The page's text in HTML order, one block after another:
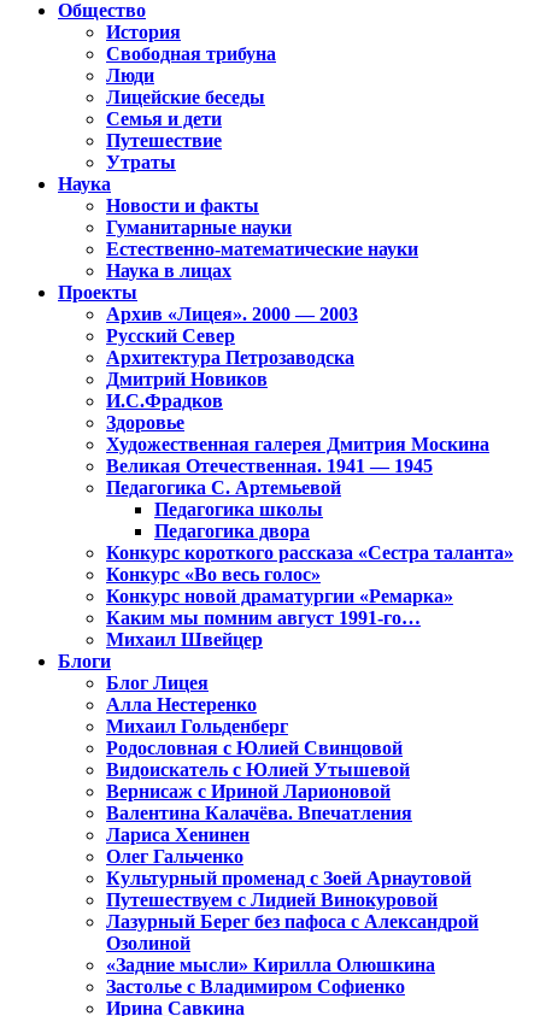
Общество
История
Свободная трибуна
Люди
Лицейские беседы
Семья и дети
Путешествие
Утраты
Наука
Новости и факты
Гуманитарные науки
Естественно-математические науки
Наука в лицах
Проекты
Архив «Лицея». 2000 — 2003
Русский Север
Архитектура Петрозаводска
Дмитрий Новиков
И.С.Фрадков
Здоровье
Художественная галерея Дмитрия Москина
Великая Отечественная. 1941 — 1945
Педагогика С. Артемьевой
Педагогика школы
Педагогика двора
Конкурс короткого рассказа «Сестра таланта»
Конкурс «Во весь голос»
Конкурс новой драматургии «Ремарка»
Каким мы помним август 1991-го…
Михаил Швейцер
Блоги
Блог Лицея
Алла Нестеренко
Михаил Гольденберг
Родословная с Юлией Свинцовой
Видоискатель с Юлией Утышевой
Вернисаж с Ириной Ларионовой
Валентина Калачёва. Впечатления
Лариса Хенинен
Олег Гальченко
Культурный променад с Зоей Арнаутовой
Путешествуем с Лидией Винокуровой
Лазурный Берег без пафоса с Александрой
Озолиной
«Задние мысли» Кирилла Олюшкина
Застолье с Владимиром Софиенко
Ирина Савкина